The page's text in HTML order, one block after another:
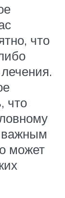
что
что
важным
может